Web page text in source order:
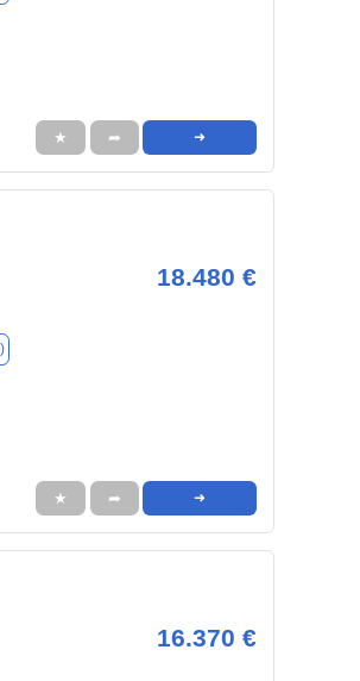
★ ➦ ➜
18.480 €
★ ➦ ➜
16.370 €